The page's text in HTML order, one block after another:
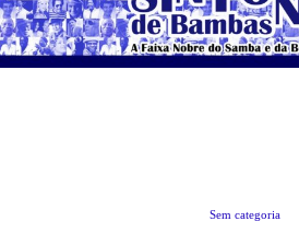
Sem categoria